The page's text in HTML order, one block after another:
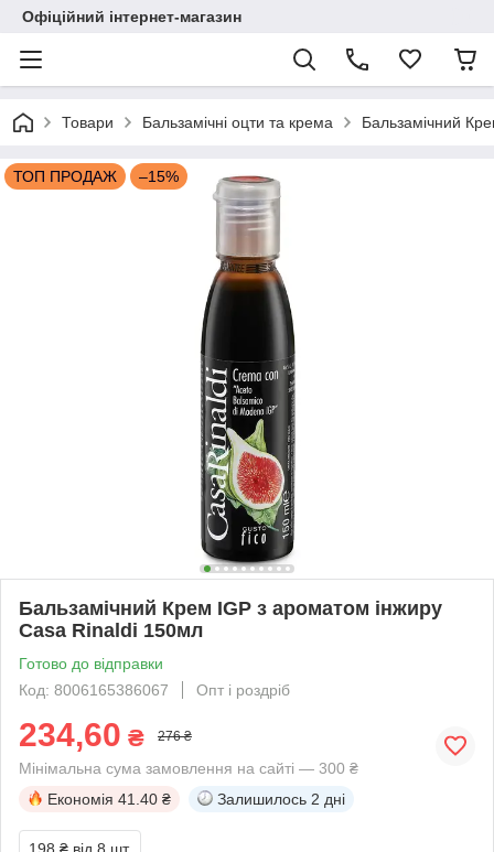
Офіційний інтернет-магазин
Товари Бальзамічні оцти та крема Бальзамічний
ТОП ПРОДАЖ –15%
Бальзамічний Крем IGP з ароматом інжиру
Casa Rinaldi 150мл
Готово до відправки
Код: 8006165386067
Опт і роздріб
234,60 ₴ 276 ₴
Мінімальна сума замовлення на сайті — 300 ₴
Економія 41.40 ₴ Залишилось 2 дні
198 ₴ від 8 шт.